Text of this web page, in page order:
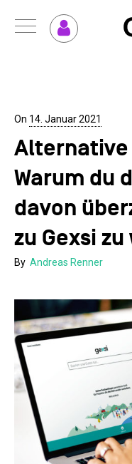
Menu
Abo abschliessen
GOOD einrichten
Magazin
Unterstützte Projekte
Spenden
Kontakt
On 14. Januar 2021
Alternative
Warum du
davon
zu Gexsi
By Andreas Renner